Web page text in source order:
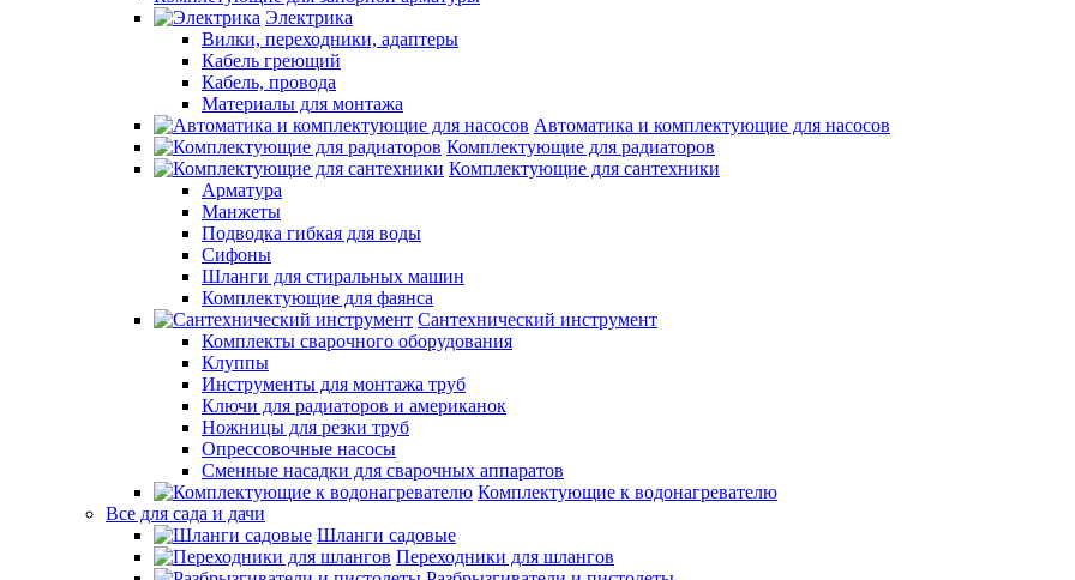
Электрика
Вилки, переходники, адаптеры
Кабель греющий
Кабель, провода
Материалы для монтажа
Автоматика и комплектующие для насосов
Комплектующие для радиаторов
Комплектующие для сантехники
Арматура
Манжеты
Подводка гибкая для воды
Сифоны
Шланги для стиральных машин
Комплектующие для фаянса
Сантехнический инструмент
Комплекты сварочного оборудования
Клуппы
Инструменты для монтажа труб
Ключи для радиаторов и американок
Ножницы для резки труб
Опрессовочные насосы
Сменные насадки для сварочных аппаратов
Комплектующие к водонагревателю
Все для сада и дачи
Шланги садовые
Переходники для шлангов